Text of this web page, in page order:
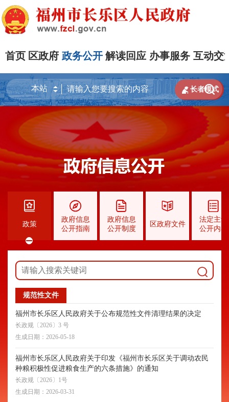
首页 区政府 政务公开 解读回应 办事服务 互动交

 长者模式
政策
政府信息
公开指南
政府信息
公开制度
区政府文件
法定主动
公开内容
规范性文件
福州市长乐区人民政府关于公布规范性文件清理结果的决定
长政规〔2026〕3 号
生成日期： 2026-05-18
福州市长乐区人民政府关于印发《福州市长乐区关于调动农民
种粮积极性促进粮食生产的六条措施》的通知
长政规〔2026〕1号
生成日期： 2026-03-31